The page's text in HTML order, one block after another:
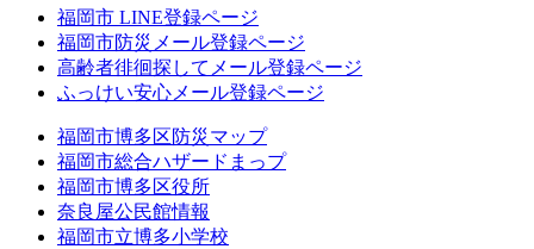
福岡市 LINE登録ページ
福岡市防災メール登録ページ
高齢者徘徊探してメール登録ページ
ふっけい安心メール登録ページ
福岡市博多区防災マップ
福岡市総合ハザードまっプ
福岡市博多区役所
奈良屋公民館情報
福岡市立博多小学校